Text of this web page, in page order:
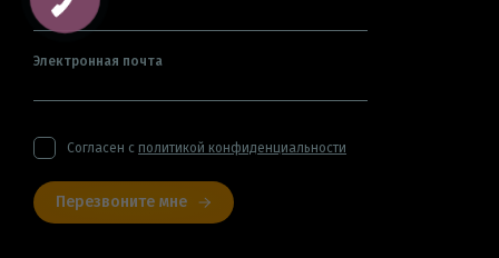
Электронная почта
Согласен с политикой конфиденциальности
Перезвоните мне